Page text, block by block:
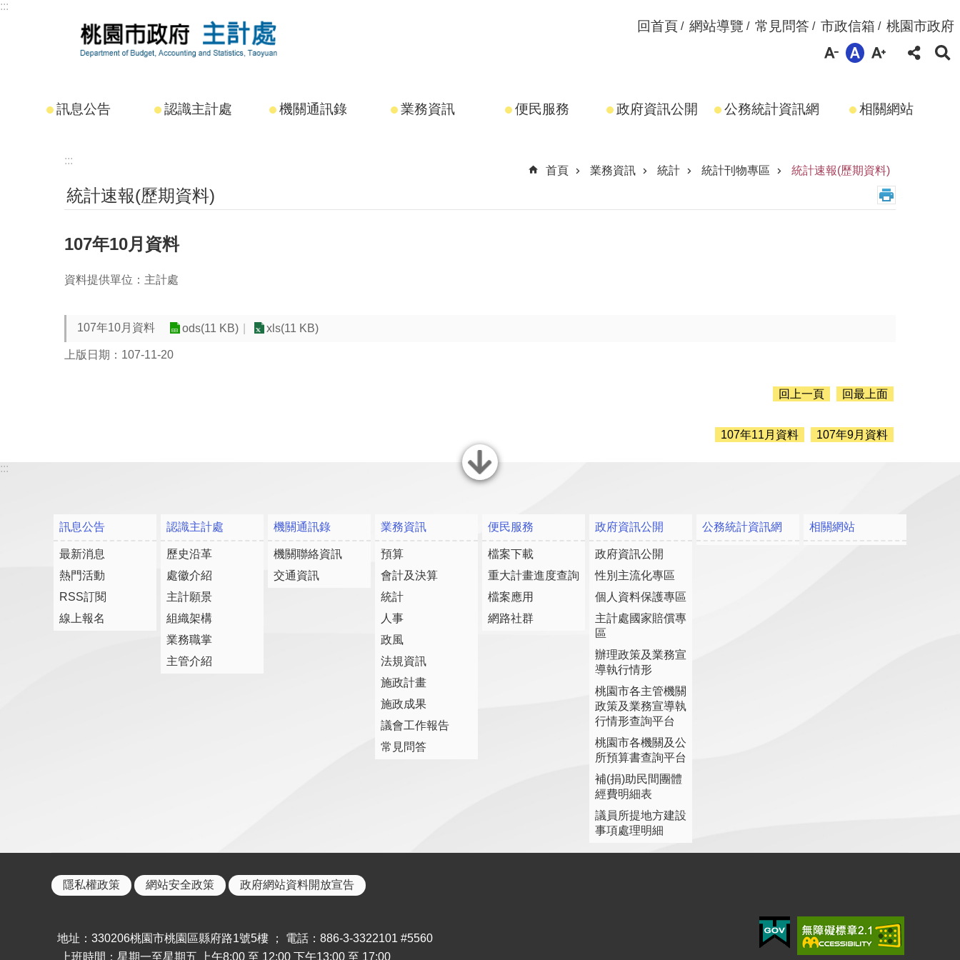
跳到主要內容區塊
:::
回首頁 網站導覽 常見問答 市政信箱 桃園市政府
訊息公告 認識主計處 機關通訊錄 業務資訊 便民服務 政府資訊公開 公務統計資訊網 相關網站
:::
首頁
業務資訊 統計 統計刊物專區 統計速報(歷期資料)
統計速報(歷期資料)
107年10月資料
資料提供單位：主計處
107年10月資料 ods(11 KB) xls(11 KB)
上版日期：107-11-20
回上一頁 回最上面
107年11月資料 107年9月資料
關閉
:::
訊息公告
最新消息
熱門活動
RSS訂閱
線上報名
認識主計處
歷史沿革
處徽介紹
主計願景
組織架構
業務職掌
主管介紹
機關通訊錄
機關聯絡資訊
交通資訊
業務資訊
預算
會計及決算
統計
人事
政風
法規資訊
施政計畫
施政成果
議會工作報告
常見問答
便民服務
檔案下載
重大計畫進度查詢
檔案應用
網路社群
政府資訊公開
政府資訊公開
性別主流化專區
個人資料保護專區
主計處國家賠償專
區
辦理政策及業務宣
導執行情形
桃園市各主管機關
政策及業務宣導執
行情形查詢平台
桃園市各機關及公
所預算書查詢平台
補(捐)助民間團體
經費明細表
議員所提地方建設
事項處理明細
公務統計資訊網 相關網站
隱私權政策 網站安全政策 政府網站資料開放宣告
地址：330206桃園市桃園區縣府路1號5樓 ； 電話：886-3-3322101 #5560
上班時間：星期一至星期五 上午8:00 至 12:00 下午13:00 至 17:00